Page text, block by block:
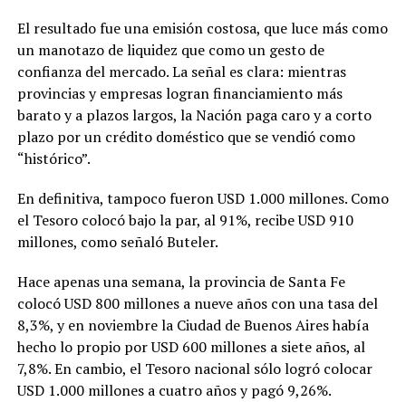
El resultado fue una emisión costosa, que luce más como
un manotazo de liquidez que como un gesto de
confianza del mercado. La señal es clara: mientras
provincias y empresas logran financiamiento más
barato y a plazos largos, la Nación paga caro y a corto
plazo por un crédito doméstico que se vendió como
“histórico”.
En definitiva, tampoco fueron USD 1.000 millones. Como
el Tesoro colocó bajo la par, al 91%, recibe USD 910
millones, como señaló Buteler.
Hace apenas una semana, la provincia de Santa Fe
colocó USD 800 millones a nueve años con una tasa del
8,3%, y en noviembre la Ciudad de Buenos Aires había
hecho lo propio por USD 600 millones a siete años, al
7,8%. En cambio, el Tesoro nacional sólo logró colocar
USD 1.000 millones a cuatro años y pagó 9,26%.